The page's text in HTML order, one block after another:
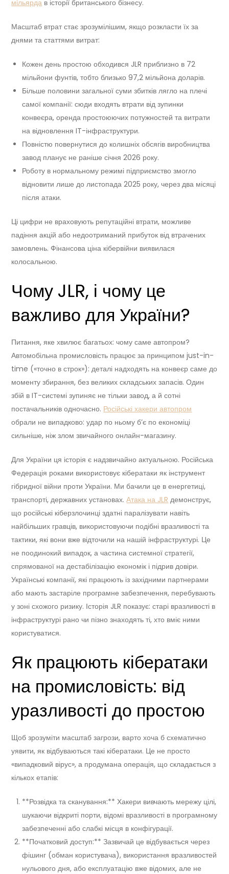
мільярда в історії британського бізнесу.
Масштаб втрат стає зрозумілішим, якщо розкласти їх за
днями та статтями витрат:
Кожен день простою обходився JLR приблизно в 72
мільйони фунтів, тобто близько 97,2 мільйона доларів.
Більше половини загальної суми збитків лягло на плечі
самої компанії: сюди входять втрати від зупинки
конвеєра, оренда простоюючих потужностей та витрати
на відновлення IT-інфраструктури.
Повністю повернутися до колишніх обсягів виробництва
завод планує не раніше січня 2026 року.
Роботу в нормальному режимі підприємство змогло
відновити лише до листопада 2025 року, через два місяці
після атаки.
Ці цифри не враховують репутаційні втрати, можливе
падіння акцій або недоотриманий прибуток від втрачених
замовлень. Фінансова ціна кібервійни виявилася
колосальною.
Чому JLR, і чому це
важливо для України?
Питання, яке хвилює багатьох: чому саме автопром?
Автомобільна промисловість працює за принципом just-in-
time («точно в строк»): деталі надходять на конвеєр саме до
моменту збирання, без великих складських запасів. Один
збій в IT-системі зупиняє не тільки завод, а й сотні
постачальників одночасно. Російські хакери автопром
обрали не випадково: удар по ньому б’є по економіці
сильніше, ніж злом звичайного онлайн-магазину.
Для України ця історія є надзвичайно актуальною. Російська
Федерація роками використовує кібератаки як інструмент
гібридної війни проти України. Ми бачили це в енергетиці,
транспорті, державних установах.Атака на JLR демонструє,
що російські кіберзлочинці здатні паралізувати навіть
найбільших гравців, використовуючи подібні вразливості та
тактики, які вони вже відточили на нашій інфраструктурі. Це
не поодинокий випадок, а частина системної стратегії,
спрямованої на дестабілізацію економік і підрив довіри.
Українські компанії, які працюють із західними партнерами
або мають застаріле програмне забезпечення, перебувають
у зоні схожого ризику. Історія JLR показує: старі вразливості в
інфраструктурі рано чи пізно знаходять ті, хто вміє ними
користуватися.
Як працюють кібератаки
на промисловість: від
уразливості до простою
Щоб зрозуміти масштаб загрози, варто хоча б схематично
уявити, як відбуваються такі кібератаки. Це не просто
«випадковий вірус», а продумана операція, що складається з
кількох етапів:
**Розвідка та сканування:** Хакери вивчають мережу цілі,
шукаючи відкриті порти, відомі вразливості в програмному
забезпеченні або слабкі місця в конфігурації.
**Початковий доступ:** Зазвичай це відбувається через
фішинг (обман користувача), використання вразливостей
нульового дня, або експлуатацію вже відомих, але не